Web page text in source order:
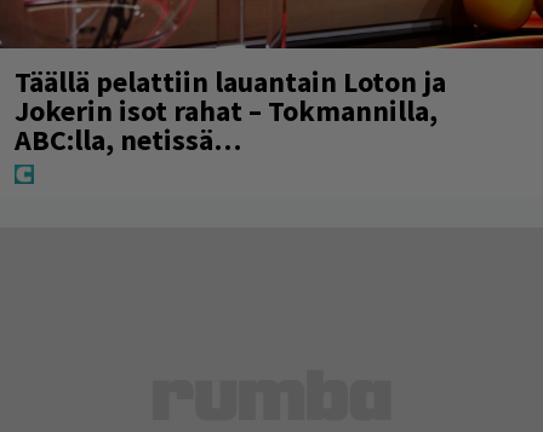
Täällä pelattiin lauantain Loton ja
Jokerin isot rahat – Tokmannilla,
ABC:lla, netissä…